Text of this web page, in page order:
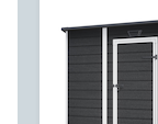
intempéries, 6 x